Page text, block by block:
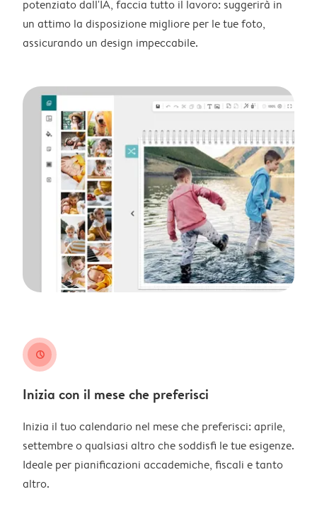
potenziato dall'IA, faccia tutto il lavoro: suggerirà in
un attimo la disposizione migliore per le tue foto,
assicurando un design impeccabile.
clock
Inizia con il mese che preferisci
Inizia il tuo calendario nel mese che preferisci: aprile,
settembre o qualsiasi altro che soddisfi le tue esigenze.
Ideale per pianificazioni accademiche, fiscali e tanto
altro.